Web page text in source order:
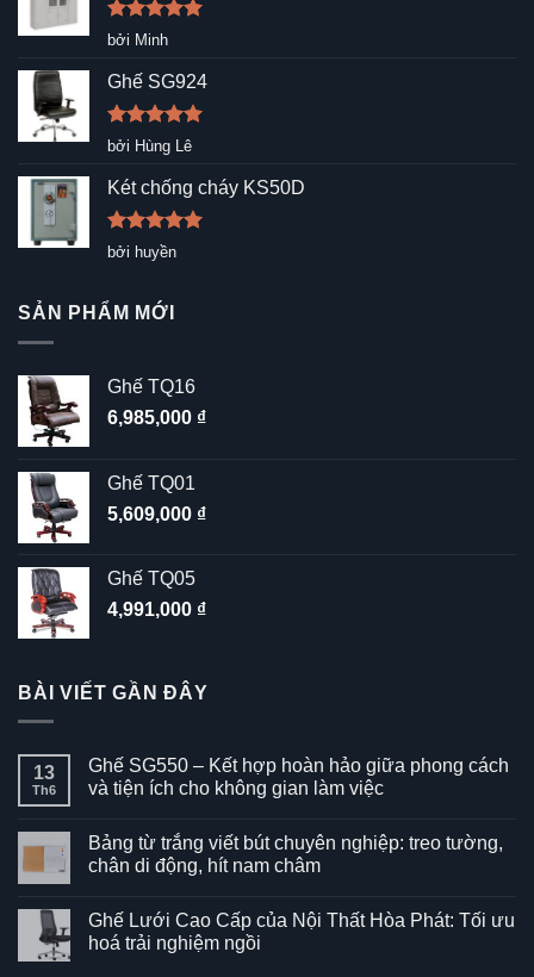
Được xếp
sao
bởi Minh
Ghế SG924
Được xếp
5
sao
bởi Hùng Lê
Két chống cháy KS50D
Được xếp
hạng5
bởi huyền
SẢN PHẨM MỚI
Ghế TQ16
6,985,000 ₫
Ghế TQ01
5,609,000 ₫
Ghế TQ05
4,991,000 ₫
BÀI VIẾT GẦN ĐÂY
13
Th6
Ghế SG550 – Kết hợp hoàn hảo giữa phong cách
và tiện ích cho không gian làm việc
bình
luận
ở
–
Kết
hợp
Bảng từ trắng viết bút chuyên nghiệp: treo tường,
chân di động, hít nam châm
bình
luận
ở
Ghế Lưới Cao Cấp của Nội Thất Hòa Phát: Tối ưu
hoá trải nghiệm ngồi